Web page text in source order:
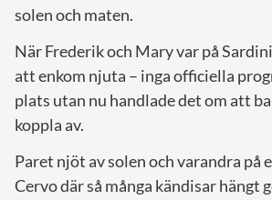
solen och maten.
När Frederik och Mary var på
att enkom njuta – inga officiella
plats utan nu handlade det om att
koppla av.
Paret njöt av solen och varandra på
Cervo där så många kändisar hängt